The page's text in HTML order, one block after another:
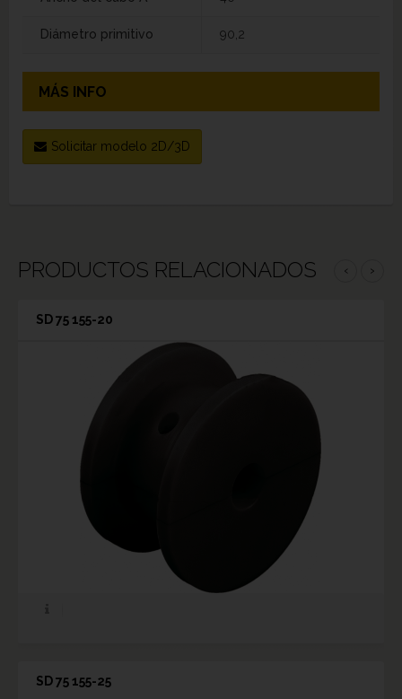
Diámetro primitivo 90,2
MÁS INFO
Solicitar modelo 2D/3D
PRODUCTOS RELACIONADOS ‹ ›
SD 75 155-20
SD 75 155-25